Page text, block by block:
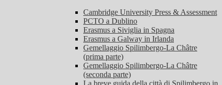
Cambridge University Press & Assessment
PCTO a Dublino
Erasmus a Siviglia in Spagna
Erasmus a Galway in Irlanda
Gemellaggio Spilimbergo-La Châtre
(prima parte)
Gemellaggio Spilimbergo-La Châtre
(seconda parte)